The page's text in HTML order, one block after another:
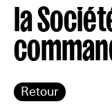
la
Retour